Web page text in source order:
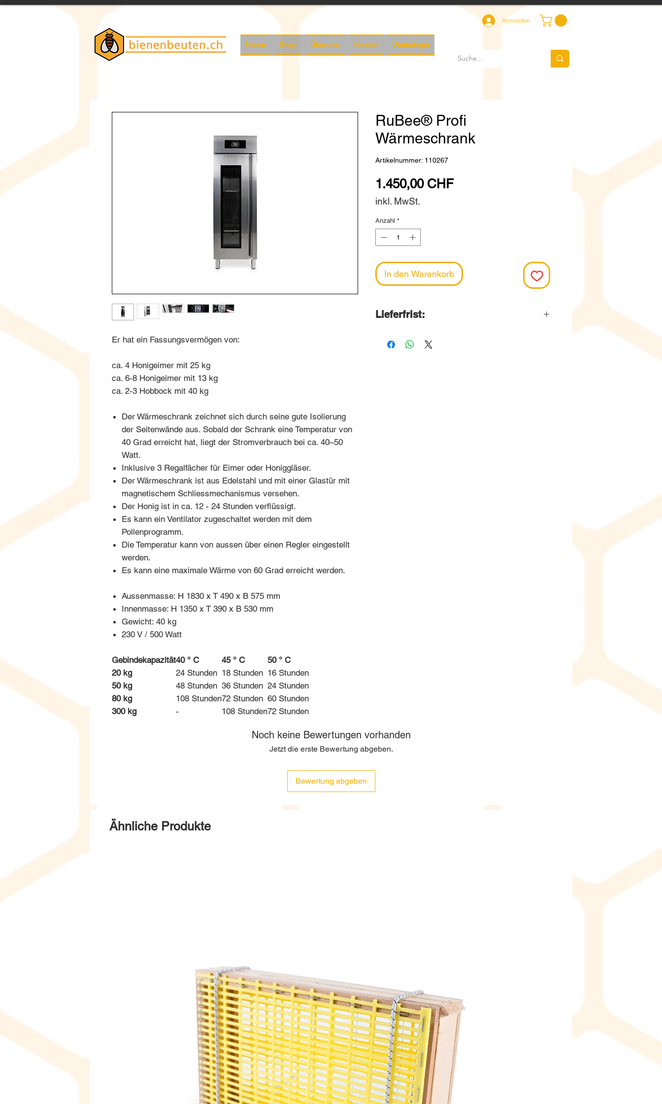
Anmelden
Home Shop Über uns Kontakt Workshops
Er hat ein Fassungsvermögen von:
ca. 4 Honigeimer mit 25 kg
ca. 6-8 Honigeimer mit 13 kg
ca. 2-3 Hobbock mit 40 kg
Der Wärmeschrank zeichnet sich durch seine gute Isolierung
der Seitenwände aus. Sobald der Schrank eine Temperatur von
40 Grad erreicht hat, liegt der Stromverbrauch bei ca. 40–50
Watt.
Inklusive 3 Regalfächer für Eimer oder Honiggläser.
Der Wärmeschrank ist aus Edelstahl und mit einer Glastür mit
magnetischem Schliessmechanismus versehen.
Der Honig ist in ca. 12 - 24 Stunden verflüssigt.
Es kann ein Ventilator zugeschaltet werden mit dem
Pollenprogramm.
Die Temperatur kann von aussen über einen Regler eingestellt
werden.
Es kann eine maximale Wärme von 60 Grad erreicht werden.
Aussenmasse: H 1830 x T 490 x B 575 mm
Innenmasse: H 1350 x T 390 x B 530 mm
Gewicht: 40 kg
230 V / 500 Watt
Gebindekapazität40 ° C 45 ° C
50 ° C
20 kg
24 Stunden 18 Stunden 16 Stunden
50 kg
48 Stunden 36 Stunden 24 Stunden
80 kg
108 Stunden72 Stunden 60 Stunden
300 kg
- 108 Stunden72 Stunden
RuBee® Profi
Wärmeschrank
Artikelnummer: 110267
1.450,00 CHFPreis
inkl. MwSt.
Anzahl *
In den Warenkorb
Lieferfrist:
Wir bestellen diese Produkte jeweils
Noch keine Bewertungen vorhanden
Jetzt die erste Bewertung abgeben.
Bewertung abgeben
Ähnliche Produkte